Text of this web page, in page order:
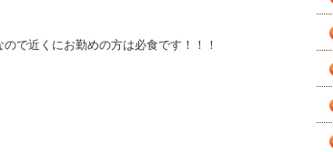
で近くにお勤めの方は必食です！！！